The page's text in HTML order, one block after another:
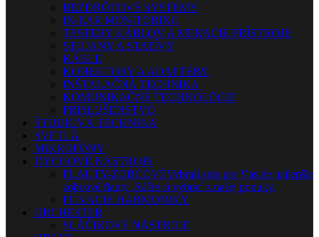
BEZDRÔTOVÉ SYSTÉMY
IN-EAR MONITORING
TESTERY KÁBLOV A MERACIE PRÍSTROJE
STOJANY A STATÍVY
KÁBLE
KONEKTORY A ADAPTÉRY
INŠTALAČNÁ TECHNIKA
KOMUNIKAČNÉ TECHNOLÓGIE
PRÍSLUŠENSTVO
ŠTÚDIOVÁ TECHNIKA
SVETLÁ
MIKROFÓNY
DYCHOVÉ NÁSTROJE
FLAUTY-ZOBCOVÉVybrali sme pre Vás tie najlepšie
zobcové flauty. Ráčte si vybrať z našej ponuky.
FÚKACIE HARMONIKY
ORCHESTER
SLÁČIKOVÉ NÁSTROJE